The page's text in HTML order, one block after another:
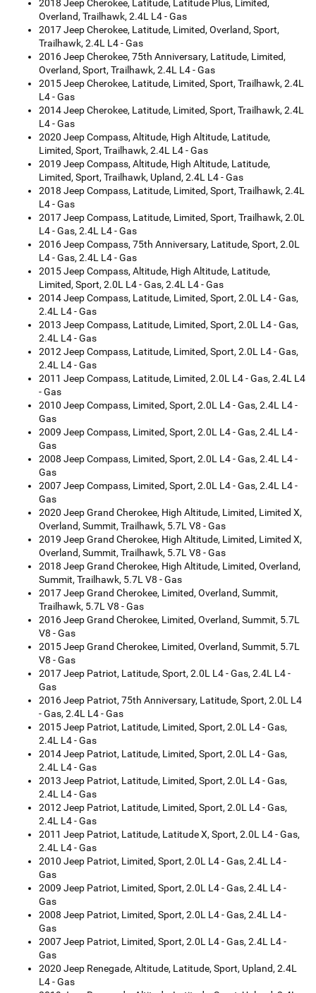
2018 Jeep Cherokee, Latitude, Latitude Plus, Limited,
Overland, Trailhawk, 2.4L L4 - Gas
2017 Jeep Cherokee, Latitude, Limited, Overland, Sport,
Trailhawk, 2.4L L4 - Gas
2016 Jeep Cherokee, 75th Anniversary, Latitude, Limited,
Overland, Sport, Trailhawk, 2.4L L4 - Gas
2015 Jeep Cherokee, Latitude, Limited, Sport, Trailhawk, 2.4L
L4 - Gas
2014 Jeep Cherokee, Latitude, Limited, Sport, Trailhawk, 2.4L
L4 - Gas
2020 Jeep Compass, Altitude, High Altitude, Latitude,
Limited, Sport, Trailhawk, 2.4L L4 - Gas
2019 Jeep Compass, Altitude, High Altitude, Latitude,
Limited, Sport, Trailhawk, Upland, 2.4L L4 - Gas
2018 Jeep Compass, Latitude, Limited, Sport, Trailhawk, 2.4L
L4 - Gas
2017 Jeep Compass, Latitude, Limited, Sport, Trailhawk, 2.0L
L4 - Gas, 2.4L L4 - Gas
2016 Jeep Compass, 75th Anniversary, Latitude, Sport, 2.0L
L4 - Gas, 2.4L L4 - Gas
2015 Jeep Compass, Altitude, High Altitude, Latitude,
Limited, Sport, 2.0L L4 - Gas, 2.4L L4 - Gas
2014 Jeep Compass, Latitude, Limited, Sport, 2.0L L4 - Gas,
2.4L L4 - Gas
2013 Jeep Compass, Latitude, Limited, Sport, 2.0L L4 - Gas,
2.4L L4 - Gas
2012 Jeep Compass, Latitude, Limited, Sport, 2.0L L4 - Gas,
2.4L L4 - Gas
2011 Jeep Compass, Latitude, Limited, 2.0L L4 - Gas, 2.4L L4
- Gas
2010 Jeep Compass, Limited, Sport, 2.0L L4 - Gas, 2.4L L4 -
Gas
2009 Jeep Compass, Limited, Sport, 2.0L L4 - Gas, 2.4L L4 -
Gas
2008 Jeep Compass, Limited, Sport, 2.0L L4 - Gas, 2.4L L4 -
Gas
2007 Jeep Compass, Limited, Sport, 2.0L L4 - Gas, 2.4L L4 -
Gas
2020 Jeep Grand Cherokee, High Altitude, Limited, Limited X,
Overland, Summit, Trailhawk, 5.7L V8 - Gas
2019 Jeep Grand Cherokee, High Altitude, Limited, Limited X,
Overland, Summit, Trailhawk, 5.7L V8 - Gas
2018 Jeep Grand Cherokee, High Altitude, Limited, Overland,
Summit, Trailhawk, 5.7L V8 - Gas
2017 Jeep Grand Cherokee, Limited, Overland, Summit,
Trailhawk, 5.7L V8 - Gas
2016 Jeep Grand Cherokee, Limited, Overland, Summit, 5.7L
V8 - Gas
2015 Jeep Grand Cherokee, Limited, Overland, Summit, 5.7L
V8 - Gas
2017 Jeep Patriot, Latitude, Sport, 2.0L L4 - Gas, 2.4L L4 -
Gas
2016 Jeep Patriot, 75th Anniversary, Latitude, Sport, 2.0L L4
- Gas, 2.4L L4 - Gas
2015 Jeep Patriot, Latitude, Limited, Sport, 2.0L L4 - Gas,
2.4L L4 - Gas
2014 Jeep Patriot, Latitude, Limited, Sport, 2.0L L4 - Gas,
2.4L L4 - Gas
2013 Jeep Patriot, Latitude, Limited, Sport, 2.0L L4 - Gas,
2.4L L4 - Gas
2012 Jeep Patriot, Latitude, Limited, Sport, 2.0L L4 - Gas,
2.4L L4 - Gas
2011 Jeep Patriot, Latitude, Latitude X, Sport, 2.0L L4 - Gas,
2.4L L4 - Gas
2010 Jeep Patriot, Limited, Sport, 2.0L L4 - Gas, 2.4L L4 -
Gas
2009 Jeep Patriot, Limited, Sport, 2.0L L4 - Gas, 2.4L L4 -
Gas
2008 Jeep Patriot, Limited, Sport, 2.0L L4 - Gas, 2.4L L4 -
Gas
2007 Jeep Patriot, Limited, Sport, 2.0L L4 - Gas, 2.4L L4 -
Gas
2020 Jeep Renegade, Altitude, Latitude, Sport, Upland, 2.4L
L4 - Gas